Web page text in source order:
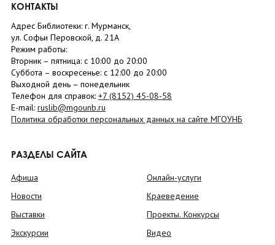
КОНТАКТЫ
Адрес Библиотеки: г. Мурманск,
ул. Софьи Перовской, д. 21А
Режим работы:
Вторник – пятница: с 10:00 до 20:00
Суббота – воскресенье: c 12:00 до 20:00
Выходной день – понедельник
Телефон для справок: +7 (8152) 45-08-58
E-mail: ruslib@mgounb.ru
Политика обработки персональных данных на сайте МГОУНБ
РАЗДЕЛЫ САЙТА
Афиша
Новости
Выставки
Экскурсии
Онлайн-услуги
Краеведение
Проекты. Конкурсы
Видео